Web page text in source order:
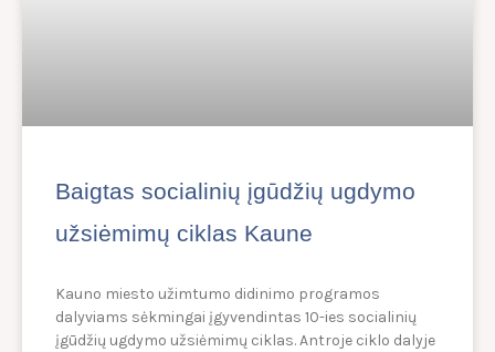
Baigtas socialinių įgūdžių ugdymo
užsiėmimų ciklas Kaune
Kauno miesto užimtumo didinimo programos
dalyviams sėkmingai įgyvendintas 10-ies socialinių
įgūdžių ugdymo užsiėmimų ciklas. Antroje ciklo dalyje